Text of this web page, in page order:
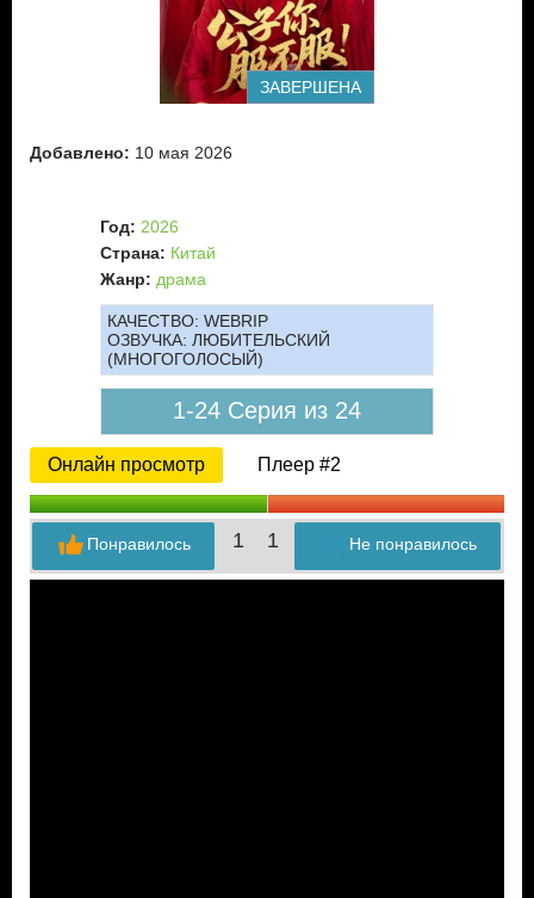
ЗАВЕРШЕНА
Добавлено: 10 мая 2026
Год: 2026
Страна: Китай
Жанр: драма
КАЧЕСТВО: WEBRIP
ОЗВУЧКА: ЛЮБИТЕЛЬСКИЙ
(МНОГОГОЛОСЫЙ)
1-24 Серия из 24
Онлайн просмотр Плеер #2
1 1 Не понравилось
Понравилось